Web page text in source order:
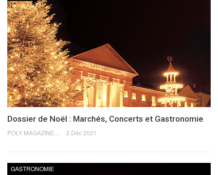
Dossier de Noël : Marchés, Concerts et Gastronomie
2 Déc 2021
GASTRONOMIE